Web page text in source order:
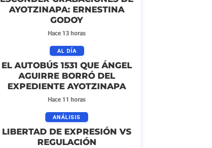
AYOTZINAPA: ERNESTINA
GODOY
Hace 13 horas
AL DÍA
EL AUTOBÚS 1531 QUE ÁNGEL
AGUIRRE BORRÓ DEL
EXPEDIENTE AYOTZINAPA
Hace 11 horas
ANÁLISIS
LIBERTAD DE EXPRESIÓN VS
REGULACIÓN